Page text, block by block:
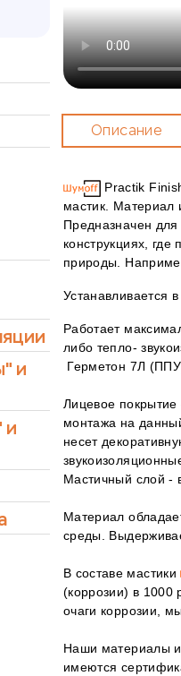
и
и
Описание
Practik
мастик. Материал
Предназначен
конструкциях,
природы.
Устанавливается
Работает
либо тепло-
Герметон 7Л
Лицевое покрытие
монтажа на
несет
Мастичный слой -
Материал
среды.
В составе мастики
(коррозии) в 1000
очаги коррозии,
Наши материалы
имеются